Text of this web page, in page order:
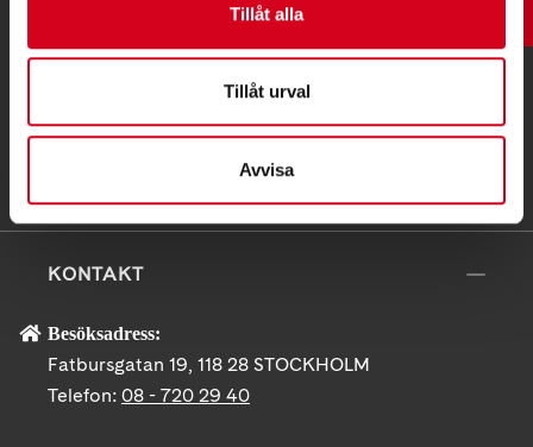
Tillåt alla
Tillåt urval
Avvisa
KONTAKT
Besöksadress:
Fatbursgatan 19, 118 28 STOCKHOLM
Telefon: 08 - 720 29 40